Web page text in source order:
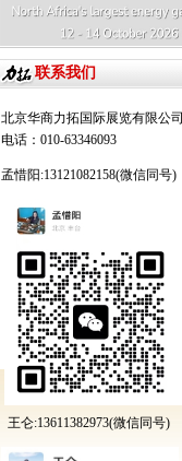
联系我们
北京华商力拓国际展览有限公司
电话：010-63346093
孟惜阳:13121082158(微信同号)
王仑:13611382973(微信同号)